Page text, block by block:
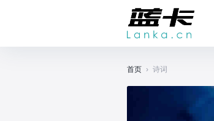
首页 › 诗词